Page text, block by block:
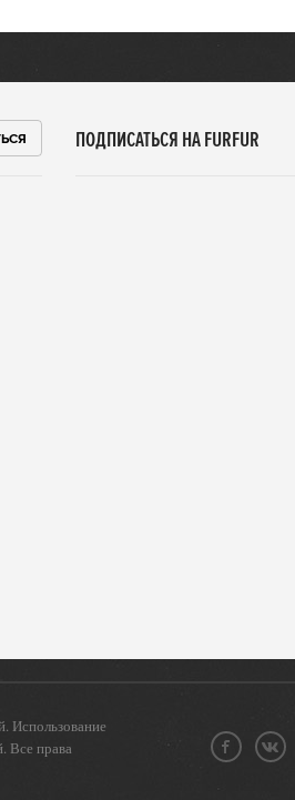
ПОДПИСАТЬСЯ НА FURFUR
Использование
Все права